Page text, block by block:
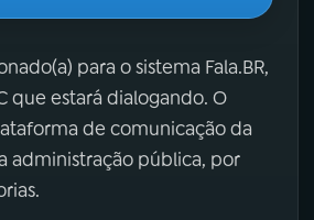
para o sistema Fala.BR,
que estará dialogando. O
de comunicação da
administração pública, por